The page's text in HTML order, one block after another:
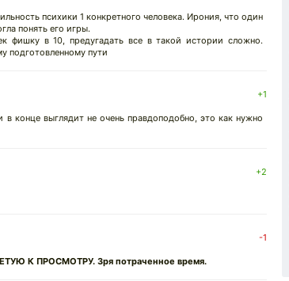
психики 1 конкретного человека. Ирония, что один
понять его игры.
фишку в 10, предугадать все в такой истории сложно.
подготовленному пути
+1
конце выглядит не очень правдоподобно, это как нужно
+2
-1
К ПРОСМОТРУ. Зря потраченное время.